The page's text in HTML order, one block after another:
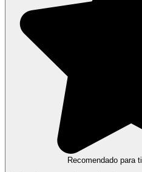
Recomendado para ti